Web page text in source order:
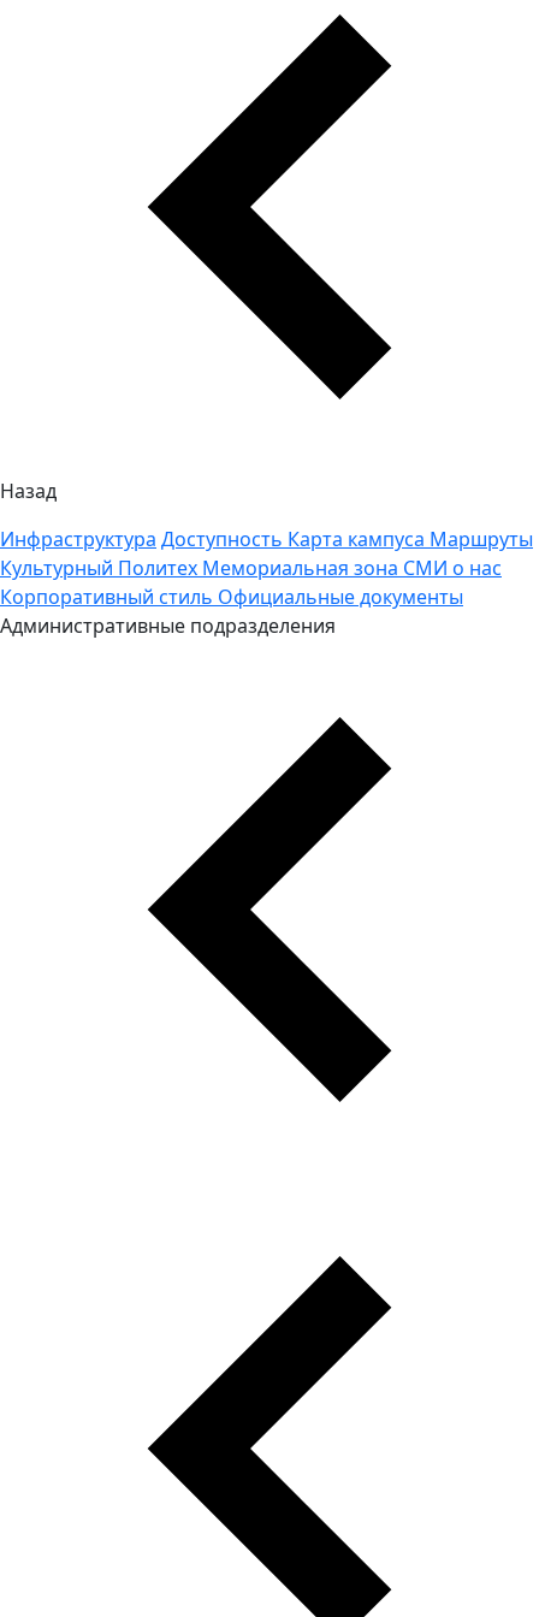
Назад
Инфраструктура Доступность Карта кампуса Маршруты
Культурный Политех Мемориальная зона СМИ о нас
Корпоративный стиль Официальные документы
Административные подразделения